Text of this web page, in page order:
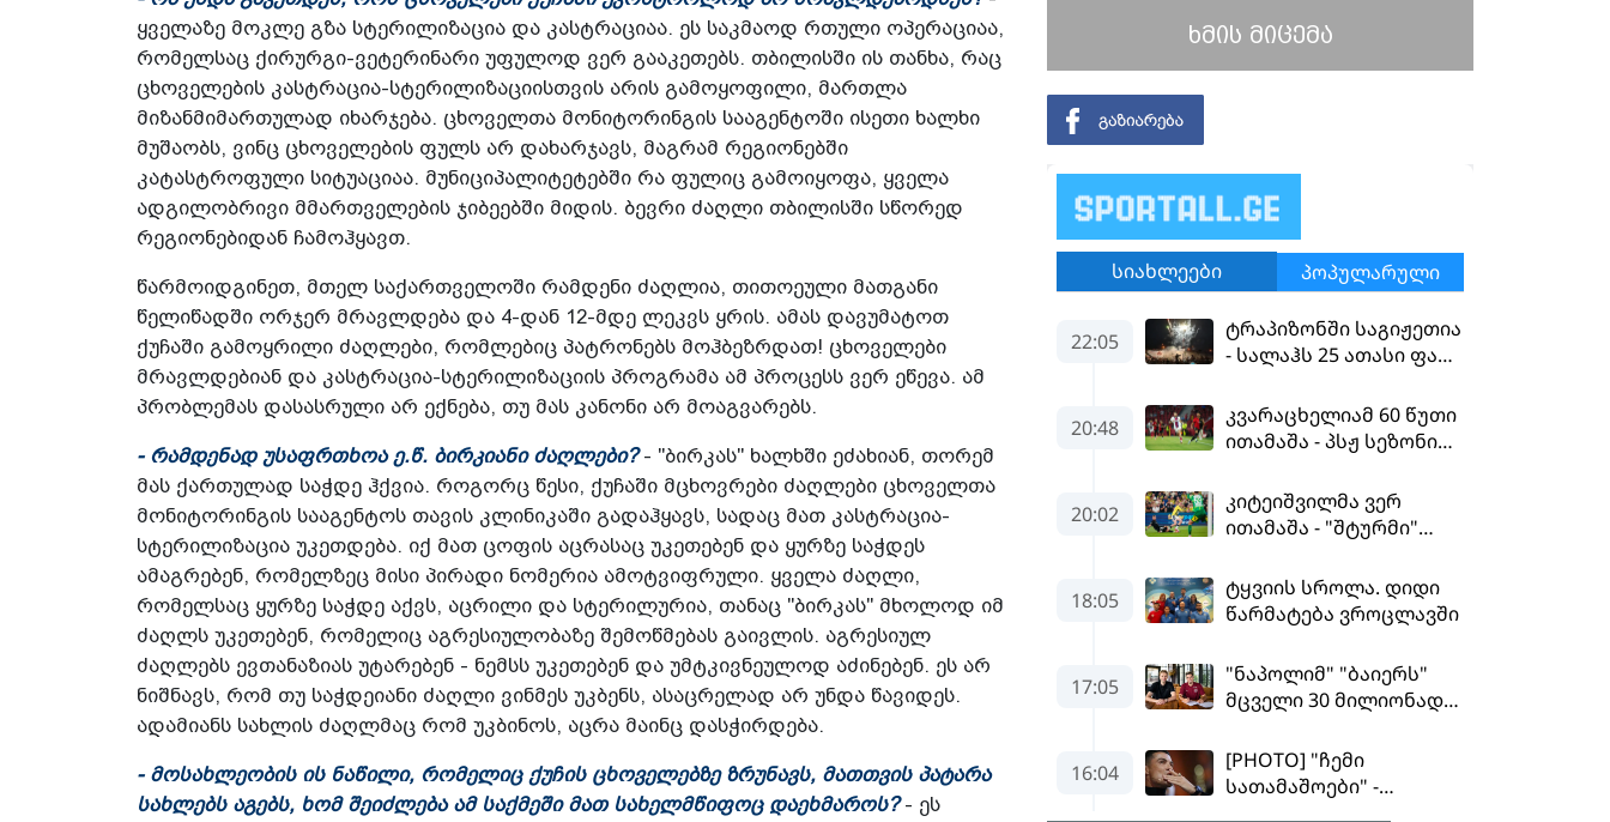
ყველაზე მოკლე გზა სტერილიზაცია და კასტრაციაა. ეს საკმაოდ რთული ოპერაციაა,
რომელსაც ქირურგი-ვეტერინარი უფულოდ ვერ გააკეთებს. თბილისში ის თანხა, რაც
ცხოველების კასტრაცია-სტერილიზაციისთვის არის გამოყოფილი, მართლა
მიზანმიმართულად იხარჯება. ცხოველთა მონიტორინგის სააგენტოში ისეთი ხალხი
მუშაობს, ვინც ცხოველების ფულს არ დახარჯავს, მაგრამ რეგიონებში
კატასტროფული სიტუაციაა. მუნიციპალიტეტებში რა ფულიც გამოიყოფა, ყველა
ადგილობრივი მმართველების ჯიბეებში მიდის. ბევრი ძაღლი თბილისში სწორედ
რეგიონებიდან ჩამოჰყავთ.
წარმოიდგინეთ, მთელ საქართველოში რამდენი ძაღლია, თითოეული მათგანი
წელიწადში ორჯერ მრავლდება და 4-დან 12-მდე ლეკვს ყრის. ამას დავუმატოთ
ქუჩაში გამოყრილი ძაღლები, რომლებიც პატრონებს მოჰბეზრდათ! ცხოველები
მრავლდებიან და კასტრაცია-სტერილიზაციის პროგრამა ამ პროცესს ვერ ეწევა. ამ
პრობლემას დასასრული არ ექნება, თუ მას კანონი არ მოაგვარებს.
- რამდენად უსაფრთხოა ე.წ. ბირკიანი ძაღლები?- "ბირკას" ხალხში ეძახიან, თორემ
მას ქართულად საჭდე ჰქვია. როგორც წესი, ქუჩაში მცხოვრები ძაღლები ცხოველთა
მონიტორინგის სააგენტოს თავის კლინიკაში გადაჰყავს, სადაც მათ კასტრაცია-
სტერილიზაცია უკეთდება. იქ მათ ცოფის აცრასაც უკეთებენ და ყურზე საჭდეს
ამაგრებენ, რომელზეც მისი პირადი ნომერია ამოტვიფრული. ყველა ძაღლი,
რომელსაც ყურზე საჭდე აქვს, აცრილი და სტერილურია, თანაც "ბირკას" მხოლოდ იმ
ძაღლს უკეთებენ, რომელიც აგრესიულობაზე შემოწმებას გაივლის. აგრესიულ
ძაღლებს ევთანაზიას უტარებენ - ნემსს უკეთებენ და უმტკივნეულოდ აძინებენ. ეს არ
ნიშნავს, რომ თუ საჭდეიანი ძაღლი ვინმეს უკბენს, ასაცრელად არ უნდა წავიდეს.
ადამიანს სახლის ძაღლმაც რომ უკბინოს, აცრა მაინც დასჭირდება.
- მოსახლეობის ის ნაწილი, რომელიც ქუჩის ცხოველებზე ზრუნავს, მათთვის პატარა
სახლებს აგებს, ხომ შეიძლება ამ საქმეში მათ სახელმწიფოც დაეხმაროს?- ეს
ხმის მიცემა